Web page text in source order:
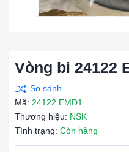
Vòng bi 24122
Mã: 24122 EMD1
Thương hiệu: NSK
Tình trạng: Còn hàng